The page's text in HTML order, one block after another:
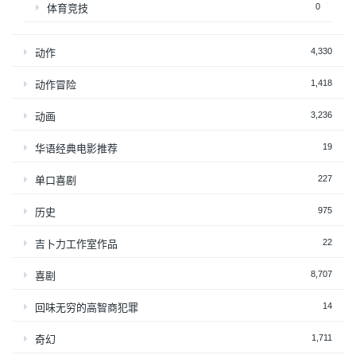
体育竞技 0
动作 4,330
动作冒险 1,418
动画 3,236
华语经典电影推荐 19
单口喜剧 227
历史 975
吉卜力工作室作品 22
喜剧 8,707
回味无穷的高智商犯罪 14
奇幻 1,711